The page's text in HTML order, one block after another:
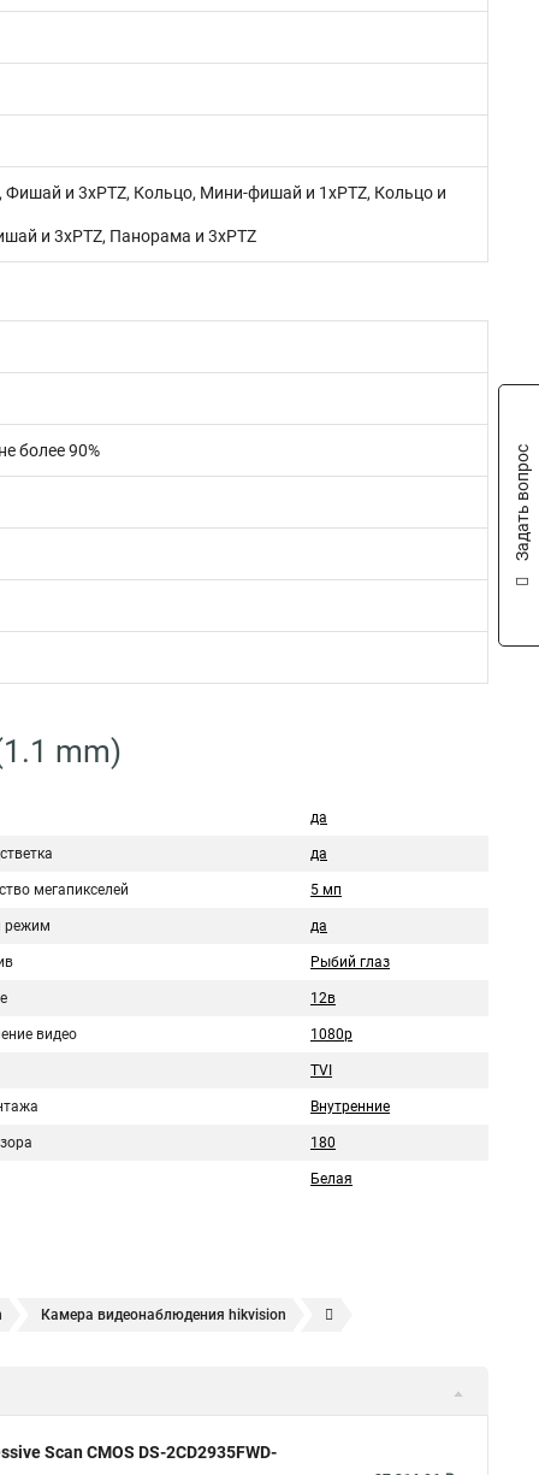
и 3xPTZ, Кольцо, Мини-фишай и 1хPTZ, Кольцо и
и 3xPTZ, Панорама и 3хPTZ
более 90%
mm)
да
да
мегапикселей 5 мп
режим да
Рыбий глаз
12в
видео 1080p
TVI
Внутренние
180
Белая
Камера видеонаблюдения hikvision
Poe камера
Scan CMOS DS-2CD2935FWD-
Задать вопрос